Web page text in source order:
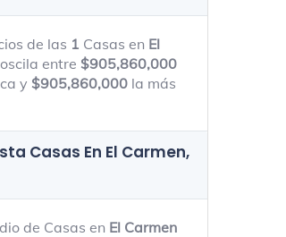
de las 1 Casas en El
oscila entre $905,860,000
y $905,860,000 la más
Casas En El Carmen,
de Casas en El Carmen